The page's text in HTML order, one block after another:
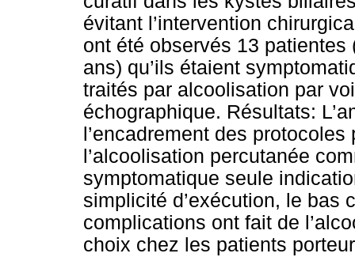
évitant l’intervention
ont été observés 13
ans) qu’ils étaient
traités par alcoolisation par
échographique. Résultats:
l’encadrement des
l’alcoolisation percutanée
symptomatique seule
simplicité d’exécution, le bas
complications ont fait de
choix chez les patients